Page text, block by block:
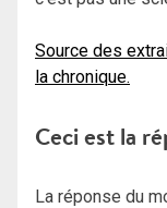
Source des
la chronique.
Ceci est la
La réponse du